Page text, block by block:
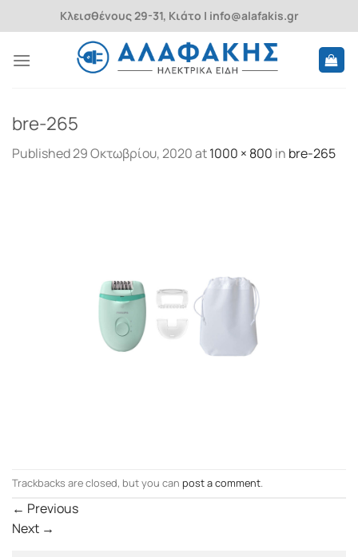
to
Κλεισθένους 29-31, Κιάτο | info@alafakis.gr
bre-265
Published29 Οκτωβρίου, 2020at1000 × 800 in bre-265
Trackbacks are closed, but you can post a comment.
← Previous
Next →